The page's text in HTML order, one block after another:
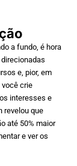
a fundo, é hora
e, pior, em
você crie
interesses e
revelou que
até 50% maior
e ver os